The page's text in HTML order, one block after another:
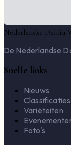
Nederlandse Dahlia
De Nederlandse
Snelle links
Nieuws
Classificaties
Variëteiten
Foto's